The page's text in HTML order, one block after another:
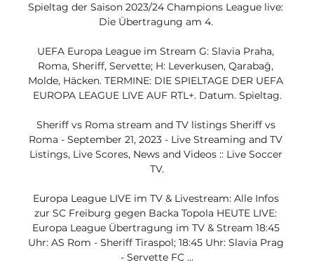
Spieltag der Saison 2023/24 Champions League live:
Die Übertragung am 4.
UEFA Europa League im Stream G: Slavia Praha,
Roma, Sheriff, Servette; H: Leverkusen, Qarabağ,
Molde, Häcken. TERMINE: DIE SPIELTAGE DER UEFA
EUROPA LEAGUE LIVE AUF RTL+. Datum. Spieltag.
Sheriff vs Roma stream and TV listings Sheriff vs
Roma - September 21, 2023 - Live Streaming and TV
Listings, Live Scores, News and Videos :: Live Soccer
TV.
Europa League LIVE im TV & Livestream: Alle Infos
zur SC Freiburg gegen Backa Topola HEUTE LIVE:
Europa League Übertragung im TV & Stream 18:45
Uhr: AS Rom - Sheriff Tiraspol; 18:45 Uhr: Slavia Prag
- Servette FC ...